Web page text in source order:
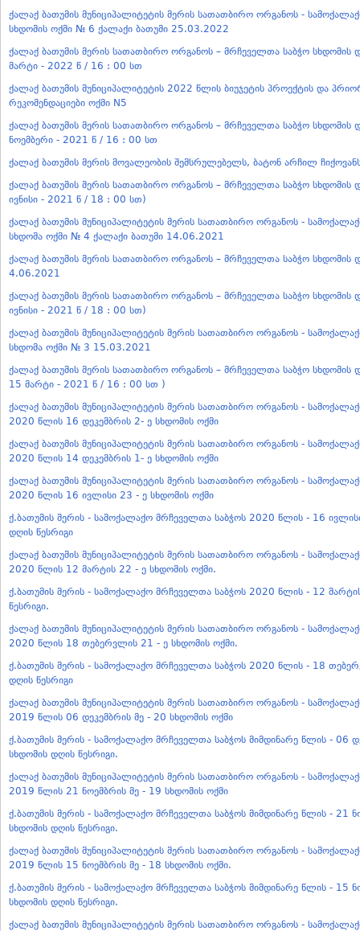
ქალაქ ბათუმის მუნიციპალიტეტის მერის სათათბირო ორგანოს -
სხდომის ოქმი № 6 ქალაქი ბათუმი 25.03.2022
ქალაქ ბათუმის მერის სათათბირო ორგანოს – მრჩეველთა საბჭო სხდომის
მარტი - 2022 წ / 16 : 00 სთ
ქალაქ ბათუმის მუნიციპალიტეტის 2022 წლის ბიუჯეტის პროექტის და
რეკომენდაციები ოქმი N5
ქალაქ ბათუმის მერის სათათბირო ორგანოს – მრჩეველთა საბჭო სხდომის
ნოემბერი - 2021 წ / 16 : 00 სთ
ქალაქ ბათუმის მერის მოვალეობის შემსრულებელს, ბატონ არჩილ
ქალაქ ბათუმის მერის სათათბირო ორგანოს – მრჩეველთა საბჭო სხდომის
ივნისი - 2021 წ / 18 : 00 სთ)
ქალაქ ბათუმის მუნიციპალიტეტის მერის სათათბირო ორგანოს -
სხდომა ოქმი № 4 ქალაქი ბათუმი 14.06.2021
ქალაქ ბათუმის მერის სათათბირო ორგანოს – მრჩეველთა საბჭო სხდომის
4.06.2021
ქალაქ ბათუმის მერის სათათბირო ორგანოს – მრჩეველთა საბჭო სხდომის
ივნისი - 2021 წ / 18 : 00 სთ)
ქალაქ ბათუმის მუნიციპალიტეტის მერის სათათბირო ორგანოს -
სხდომა ოქმი № 3 15.03.2021
ქალაქ ბათუმის მერის სათათბირო ორგანოს – მრჩეველთა საბჭო სხდომის
15 მარტი - 2021 წ / 16 : 00 სთ )
ქალაქ ბათუმის მუნიციპალიტეტის მერის სათათბირო ორგანოს -
2020 წლის 16 დეკემბრის 2- ე სხდომის ოქმი
ქალაქ ბათუმის მუნიციპალიტეტის მერის სათათბირო ორგანოს -
2020 წლის 14 დეკემბრის 1- ე სხდომის ოქმი
ქალაქ ბათუმის მუნიციპალიტეტის მერის სათათბირო ორგანოს -
2020 წლის 16 ივლისი 23 - ე სხდომის ოქმი
ქ.ბათუმის მერის - სამოქალაქო მრჩეველთა საბჭოს 2020 წლის - 16
დღის წესრიგი
ქალაქ ბათუმის მუნიციპალიტეტის მერის სათათბირო ორგანოს -
2020 წლის 12 მარტის 22 - ე სხდომის ოქმი.
ქ.ბათუმის მერის - სამოქალაქო მრჩეველთა საბჭოს 2020 წლის - 12
წესრიგი.
ქალაქ ბათუმის მუნიციპალიტეტის მერის სათათბირო ორგანოს -
2020 წლის 18 თებერვლის 21 - ე სხდომის ოქმი.
ქ.ბათუმის მერის - სამოქალაქო მრჩეველთა საბჭოს 2020 წლის - 18
დღის წესრიგი
ქალაქ ბათუმის მუნიციპალიტეტის მერის სათათბირო ორგანოს -
2019 წლის 06 დეკემბრის მე - 20 სხდომის ოქმი
ქ.ბათუმის მერის - სამოქალაქო მრჩეველთა საბჭოს მიმდინარე წლის - 06
სხდომის დღის წესრიგი.
ქალაქ ბათუმის მუნიციპალიტეტის მერის სათათბირო ორგანოს -
2019 წლის 21 ნოემბრის მე - 19 სხდომის ოქმი
ქ.ბათუმის მერის - სამოქალაქო მრჩეველთა საბჭოს მიმდინარე წლის - 21
სხდომის დღის წესრიგი.
ქალაქ ბათუმის მუნიციპალიტეტის მერის სათათბირო ორგანოს -
2019 წლის 15 ნოემბრის მე - 18 სხდომის ოქმი.
ქ.ბათუმის მერის - სამოქალაქო მრჩეველთა საბჭოს მიმდინარე წლის - 15
სხდომის დღის წესრიგი.
ქალაქ ბათუმის მუნიციპალიტეტის მერის სათათბირო ორგანოს -